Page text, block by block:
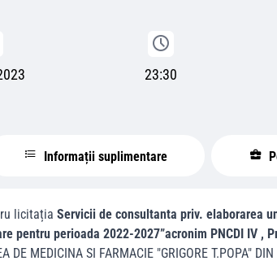
23:30
Informații suplimentare
licitația Servicii de consultanta priv. elaborarea
pentru perioada 2022-2027”acronim PNCDI IV
DE MEDICINA SI FARMACIE "GRIGORE T.POPA" DIN